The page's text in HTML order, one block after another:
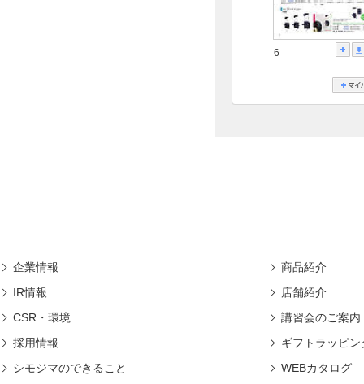
6
企業情報
IR情報
CSR・環境
採用情報
シモジマのできること
商品紹介
店舗紹介
講習会のご案内
ギフトラッピン
WEBカタログ